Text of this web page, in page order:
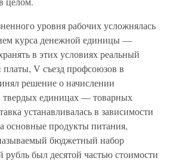
уровня рабочих усложнялась
курса денежной единицы —
в этих условиях реальный
платы, V съезд профсоюзов в
решение о начислении
твердых единицах — товарных
устанавливалась в зависимости
основные продукты питания,
бюджетный набор
был десятой частью стоимости